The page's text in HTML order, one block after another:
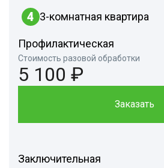
4 3-комнатная квартира
Профилактическая
Стоимость разовой обработки
5 100 ₽
Заказать
Заключительная